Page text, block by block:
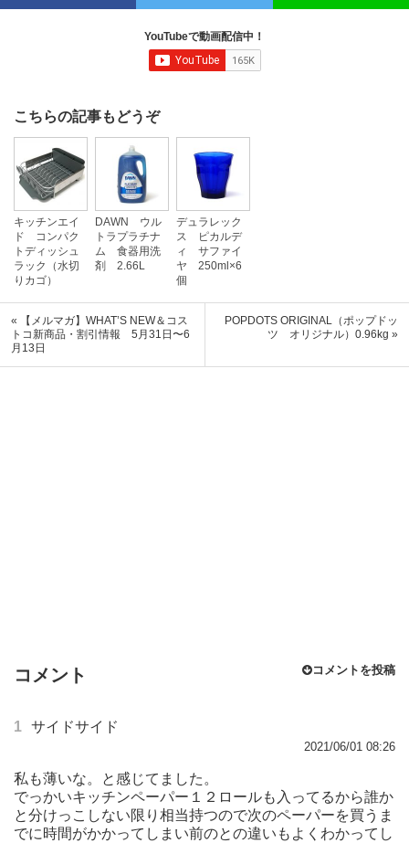
YouTubeで動画配信中！
こちらの記事もどうぞ
キッチンエイ
ド コンパク
トディッシュ
ラック（水切
りカゴ）
DAWN ウル
トラプラチナ
ム 食器用洗
剤 2.66L
デュラレック
ス ピカルデ
ィ サファイ
ヤ 250ml×6
個
« 【メルマガ】WHAT’S NEW＆コス
トコ新商品・割引情報 5月31日〜6
月13日
POPDOTS ORIGINAL（ポップドッ
ツ オリジナル）0.96kg »
コメント コメントを投稿
1 サイドサイド
2021/06/01 08:26
私も薄いな。と感じてました。
でっかいキッチンペーパー１２ロールも入ってるから誰か
と分けっこしない限り相当持つので次のペーパーを買うま
でに時間がかかってしまい前のとの違いもよくわかってし